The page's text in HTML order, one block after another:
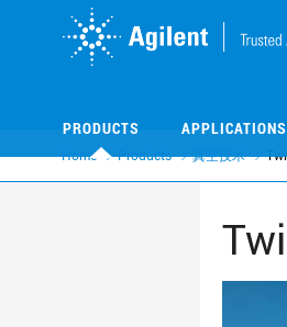
PRODUCTS
Home Products 真空技术